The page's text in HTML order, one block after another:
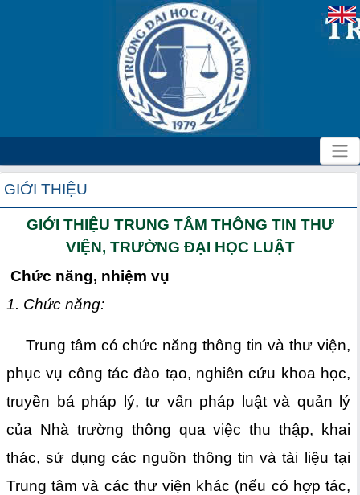
GIỚI THIỆU
GIỚI THIỆU TRUNG TÂM THÔNG TIN THƯ
VIỆN, TRƯỜNG ĐẠI HỌC LUẬT
Chức năng, nhiệm vụ
1. Chức năng:
Trung tâm có chức năng thông tin và thư viện,
phục vụ công tác đào tạo, nghiên cứu khoa học,
truyền bá pháp lý, tư vấn pháp luật và quản lý
của Nhà trường thông qua việc thu thập, khai
thác, sử dụng các nguồn thông tin và tài liệu tại
Trung tâm và các thư viện khác (nếu có hợp tác,